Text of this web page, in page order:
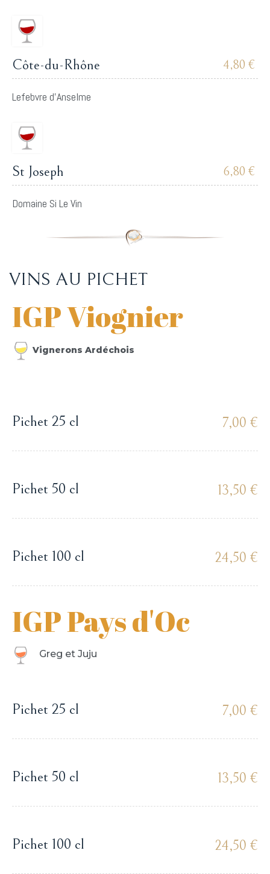
Côte-du-Rhône 4,80 €
Lefebvre d'Anselme
St Joseph 6,80 €
Domaine Si Le Vin
VINS AU PICHET
IGP Viognier
Vignerons Ardéchois
Pichet 25 cl 7,00 €
Pichet 50 cl 13,50 €
Pichet 100 cl 24,50 €
IGP Pays d'Oc
Greg et Juju
Pichet 25 cl 7,00 €
Pichet 50 cl 13,50 €
Pichet 100 cl 24,50 €